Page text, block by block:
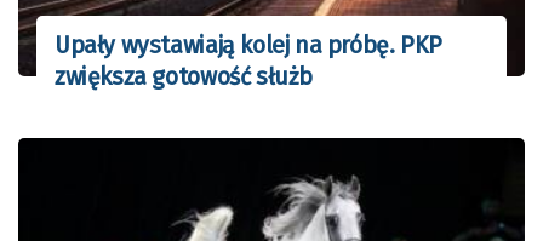
Upały wystawiają kolej na próbę. PKP
zwiększa gotowość służb